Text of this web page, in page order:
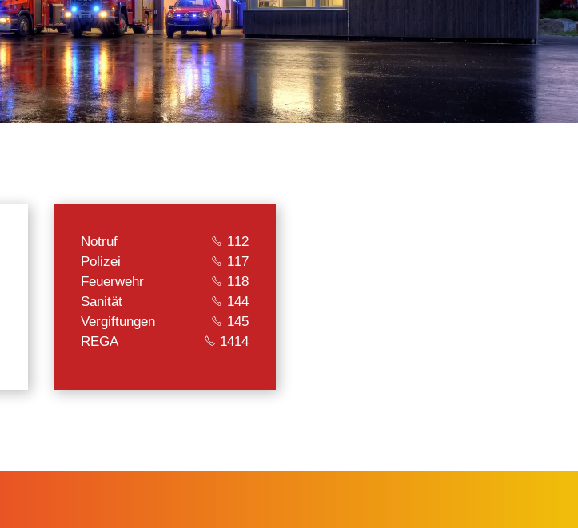
Notruf
112
Polizei
117
Feuerwehr
118
Sanität
144
Vergiftungen
145
REGA
1414